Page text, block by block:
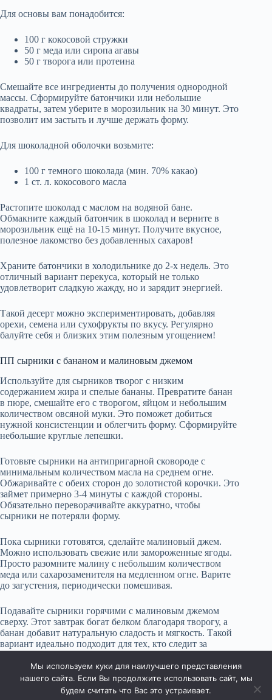
Для основы вам понадобится:
100 г кокосовой стружки
50 г меда или сиропа агавы
50 г творога или протеина
Смешайте все ингредиенты до получения однородной
массы. Сформируйте батончики или небольшие
квадраты, затем уберите в морозильник на 30 минут. Это
позволит им застыть и лучше держать форму.
Для шоколадной оболочки возьмите:
100 г темного шоколада (мин. 70% какао)
1 ст. л. кокосового масла
Растопите шоколад с маслом на водяной бане.
Обмакните каждый батончик в шоколад и верните в
морозильник ещё на 10-15 минут. Получите вкусное,
полезное лакомство без добавленных сахаров!
Храните батончики в холодильнике до 2-х недель. Это
отличный вариант перекуса, который не только
удовлетворит сладкую жажду, но и зарядит энергией.
Такой десерт можно экспериментировать, добавляя
орехи, семена или сухофрукты по вкусу. Регулярно
балуйте себя и близких этим полезным угощением!
ПП сырники с бананом и малиновым джемом
Используйте для сырников творог с низким
содержанием жира и спелые бананы. Превратите банан
в пюре, смешайте его с творогом, яйцом и небольшим
количеством овсяной муки. Это поможет добиться
нужной консистенции и облегчить форму. Сформируйте
небольшие круглые лепешки.
Готовьте сырники на антипригарной сковороде с
минимальным количеством масла на среднем огне.
Обжаривайте с обеих сторон до золотистой корочки. Это
займет примерно 3-4 минуты с каждой стороны.
Обязательно переворачивайте аккуратно, чтобы
сырники не потеряли форму.
Пока сырники готовятся, сделайте малиновый джем.
Можно использовать свежие или замороженные ягоды.
Просто разомните малину с небольшим количеством
меда или сахарозаменителя на медленном огне. Варите
до загустения, периодически помешивая.
Подавайте сырники горячими с малиновым джемом
сверху. Этот завтрак богат белком благодаря творогу, а
банан добавит натуральную сладость и мягкость. Такой
вариант идеально подходит для тех, кто следит за
полезным.Мы используем куки для наилучшего представления
нашего сайта. Если Вы продолжите использовать сайт, мы
будем считать что Вас это устраивает.